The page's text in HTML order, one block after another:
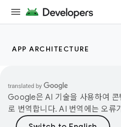
APP ARCHITECTURE
Google은 AI 기술을 사용하여 콘
로 번역합니다. AI 번역에는 오류